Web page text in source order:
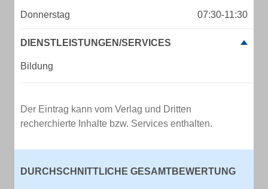
Donnerstag 07:30-11:30
DIENSTLEISTUNGEN/SERVICES
Bildung
Der Eintrag kann vom Verlag und Dritten
recherchierte Inhalte bzw. Services enthalten.
DURCHSCHNITTLICHE GESAMTBEWERTUNG